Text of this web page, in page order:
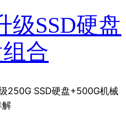
级SSD硬盘
合
250G SSD硬盘+500G机械
解